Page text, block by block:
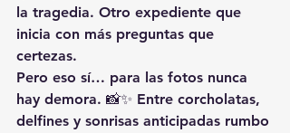
la tragedia. Otro expediente que
inicia con más preguntas que
certezas.
Pero eso sí… para las fotos nunca
hay demora. 📸✨ Entre corcholatas,
delfines y sonrisas anticipadas rumbo